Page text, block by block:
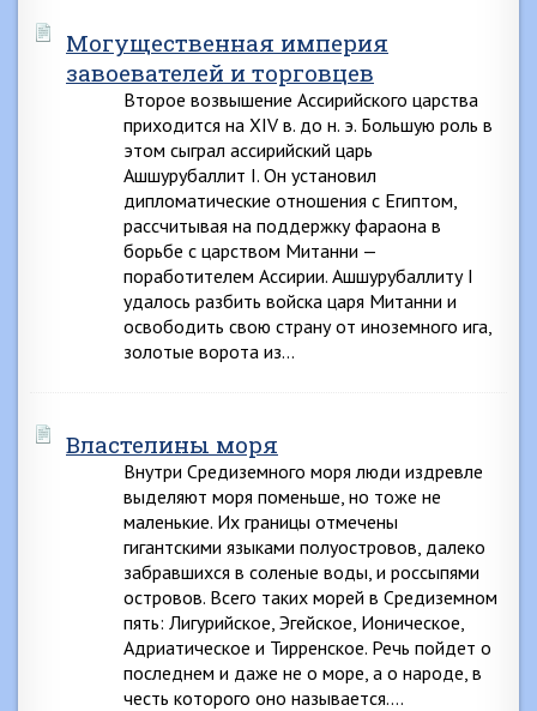
Могущественная империя
завоевателей и торговцев
Второе возвышение Ассирийского царства
приходится на XIV в. до н. э. Большую роль в
этом сыграл ассирийский царь
Ашшурубаллит I. Он установил
дипломатические отношения с Египтом,
рассчитывая на поддержку фараона в
борьбе с царством Митанни —
поработителем Ассирии. Ашшурубаллиту I
удалось разбить войска царя Митанни и
освободить свою страну от иноземного ига,
золотые ворота из…
Властелины моря
Внутри Средиземного моря люди издревле
выделяют моря поменьше, но тоже не
маленькие. Их границы отмечены
гигантскими языками полуостровов, далеко
забравшихся в соленые воды, и россыпями
островов. Всего таких морей в Средиземном
пять: Лигурийское, Эгейское, Ионическое,
Адриатическое и Тирренское. Речь пойдет о
последнем и даже не о море, а о народе, в
честь которого оно называется….